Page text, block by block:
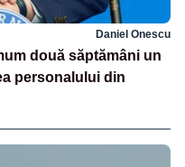
Daniel Onescu
două săptămâni un
personalului din